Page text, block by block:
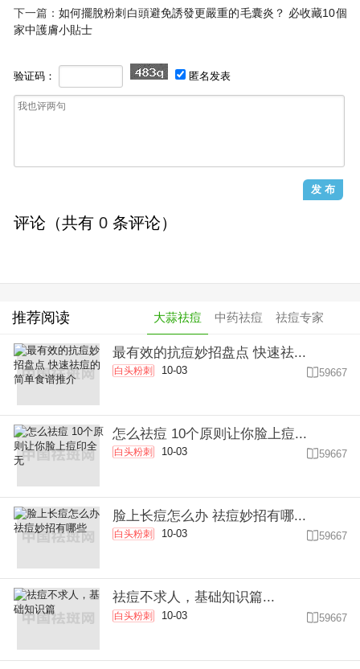
下一篇： 如何擺脫粉刺白頭避免誘發更嚴重的毛囊炎？ 必收藏10個
家中護膚小貼士
验证码： 匿名发表
评论（共有 0 条评论）
推荐阅读 大蒜祛痘 中药祛痘 祛痘专家
最有效的抗痘妙招盘点 快速祛...
白头粉刺 10-03 59667
怎么祛痘 10个原则让你脸上痘...
白头粉刺 10-03 59667
脸上长痘怎么办 祛痘妙招有哪...
白头粉刺 10-03 59667
祛痘不求人，基础知识篇...
白头粉刺 10-03 59667